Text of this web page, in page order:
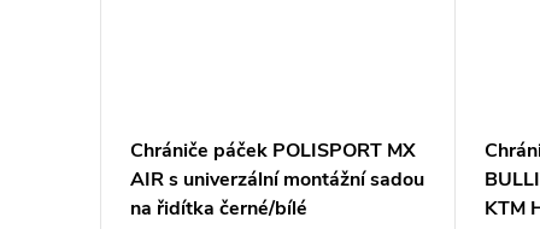
Chrániče páček POLISPORT MX
AIR s univerzální montážní sadou
na řidítka černé/bílé
KTM